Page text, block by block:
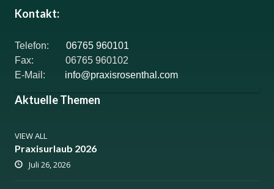
Kontakt:
Telefon:
06765 960101
Fax: 06765 960102
E-Mail: info@praxisrosenthal.com
Aktuelle Themen
VIEW ALL
Praxisurlaub 2026
Juli 26, 2026